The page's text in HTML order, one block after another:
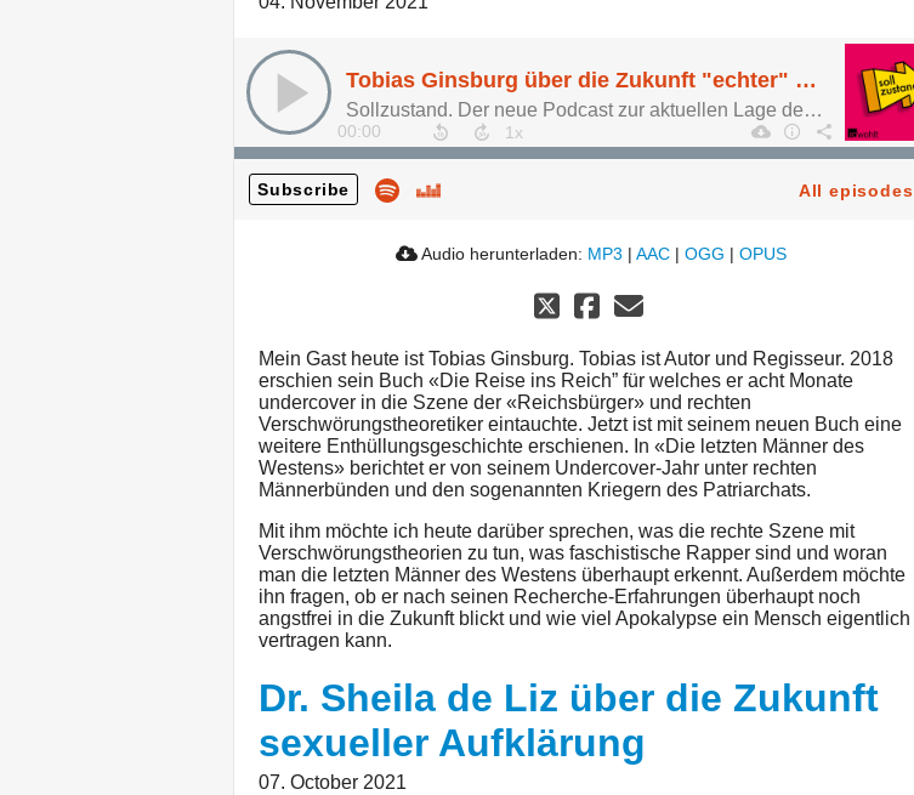
Tobias Ginsburg über die Zukunft "echter" Männer
Sollzustand. Der neue Podcast zur aktuellen Lage der Zukunft.
00:00
Subscribe All episodes
Audio herunterladen: MP3 | AAC | OGG | OPUS
Mein Gast heute ist Tobias Ginsburg. Tobias ist Autor und Regisseur. 2018
erschien sein Buch «Die Reise ins Reich” für welches er acht Monate
undercover in die Szene der «Reichsbürger» und rechten
Verschwörungstheoretiker eintauchte. Jetzt ist mit seinem neuen Buch eine
weitere Enthüllungsgeschichte erschienen. In «Die letzten Männer des
Westens» berichtet er von seinem Undercover-Jahr unter rechten
Männerbünden und den sogenannten Kriegern des Patriarchats.
Mit ihm möchte ich heute darüber sprechen, was die rechte Szene mit
Verschwörungstheorien zu tun, was faschistische Rapper sind und woran
man die letzten Männer des Westens überhaupt erkennt. Außerdem möchte
ihn fragen, ob er nach seinen Recherche-Erfahrungen überhaupt noch
angstfrei in die Zukunft blickt und wie viel Apokalypse ein Mensch eigentlich
vertragen kann.
Dr. Sheila de Liz über die Zukunft
sexueller Aufklärung
07. October 2021